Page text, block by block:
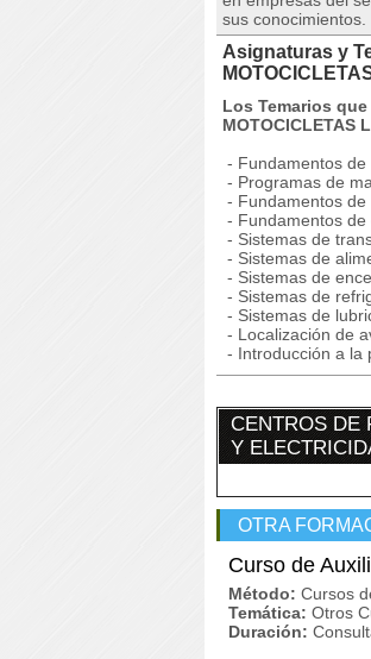
sus conocimientos.
Asignaturas y
Los Temarios que
MOTOCICLETAS
- Fundamentos de
- Programas de
- Fundamentos
- Fundamentos de
- Sistemas de
- Sistemas de
- Sistemas de
- Sistemas de
- Sistemas de
- Localización de
- Introducción a la
CENTROS DE
Y
OTRA
Curso de
Método: Cursos
Temática: Otros
Duración: